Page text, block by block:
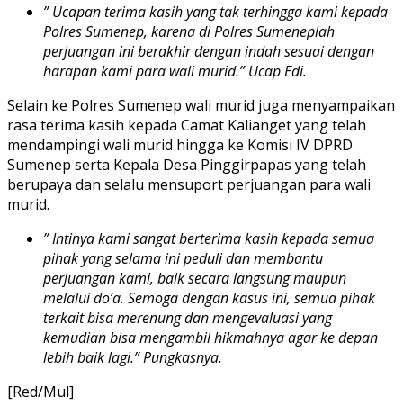
” Ucapan terima kasih yang tak terhingga kami kepada
Polres Sumenep, karena di Polres Sumeneplah
perjuangan ini berakhir dengan indah sesuai dengan
harapan kami para wali murid.” Ucap Edi.
Selain ke Polres Sumenep wali murid juga menyampaikan
rasa terima kasih kepada Camat Kalianget yang telah
mendampingi wali murid hingga ke Komisi IV DPRD
Sumenep serta Kepala Desa Pinggirpapas yang telah
berupaya dan selalu mensuport perjuangan para wali
murid.
” Intinya kami sangat berterima kasih kepada semua
pihak yang selama ini peduli dan membantu
perjuangan kami, baik secara langsung maupun
melalui do’a. Semoga dengan kasus ini, semua pihak
terkait bisa merenung dan mengevaluasi yang
kemudian bisa mengambil hikmahnya agar ke depan
lebih baik lagi.” Pungkasnya.
[Red/Mul]